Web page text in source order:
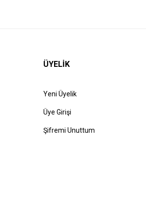
ÜYELİK
Yeni Üyelik
Üye Girişi
Şifremi Unuttum